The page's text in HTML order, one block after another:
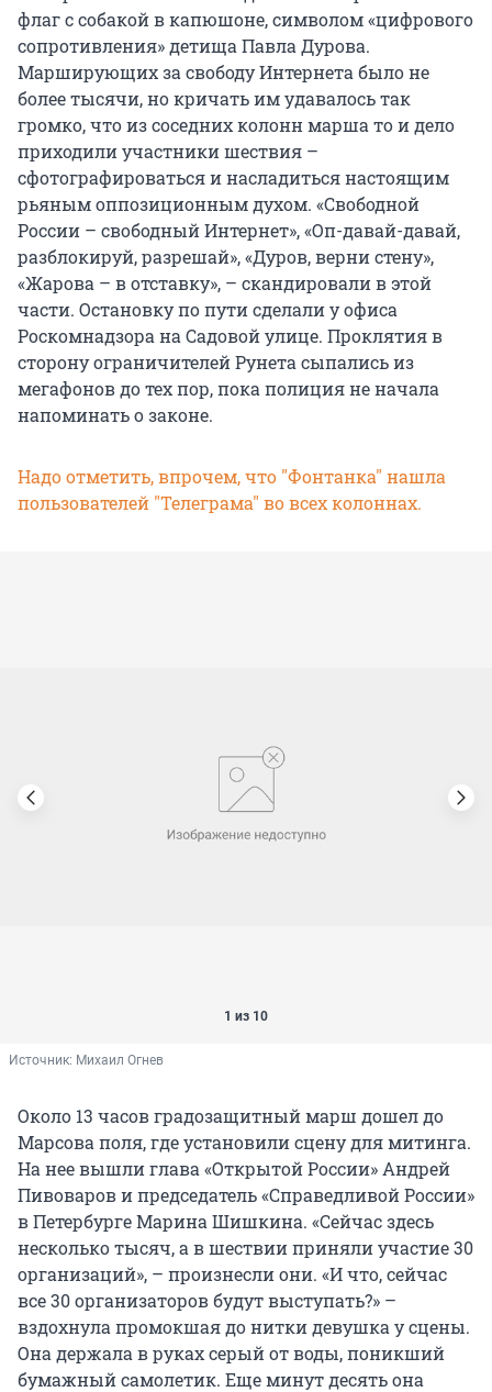
флаг с собакой в капюшоне, символом «цифрового
сопротивления» детища Павла Дурова.
Марширующих за свободу Интернета было не
более тысячи, но кричать им удавалось так
громко, что из соседних колонн марша то и дело
приходили участники шествия –
сфотографироваться и насладиться настоящим
рьяным оппозиционным духом. «Свободной
России – свободный Интернет», «Оп-давай-давай,
разблокируй, разрешай», «Дуров, верни стену»,
«Жарова – в отставку», – скандировали в этой
части. Остановку по пути сделали у офиса
Роскомнадзора на Садовой улице. Проклятия в
сторону ограничителей Рунета сыпались из
мегафонов до тех пор, пока полиция не начала
напоминать о законе.
Надо отметить, впрочем, что "Фонтанка" нашла
пользователей "Телеграма" во всех колоннах.
1 из 10
Источник: Михаил Огнев
Около 13 часов градозащитный марш дошел до
Марсова поля, где установили сцену для митинга.
На нее вышли глава «Открытой России» Андрей
Пивоваров и председатель «Справедливой России»
в Петербурге Марина Шишкина. «Сейчас здесь
несколько тысяч, а в шествии приняли участие 30
организаций», – произнесли они. «И что, сейчас
все 30 организаторов будут выступать?» –
вздохнула промокшая до нитки девушка у сцены.
Она держала в руках серый от воды, поникший
бумажный самолетик. Еще минут десять она